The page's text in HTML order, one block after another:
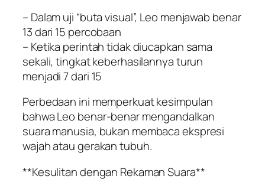
– Dalam uji “buta visual”, Leo menjawab benar
13 dari 15 percobaan
– Ketika perintah tidak diucapkan sama
sekali, tingkat keberhasilannya turun
menjadi 7 dari 15
Perbedaan ini memperkuat kesimpulan
bahwa Leo benar-benar mengandalkan
suara manusia, bukan membaca ekspresi
wajah atau gerakan tubuh.
**Kesulitan dengan Rekaman Suara**